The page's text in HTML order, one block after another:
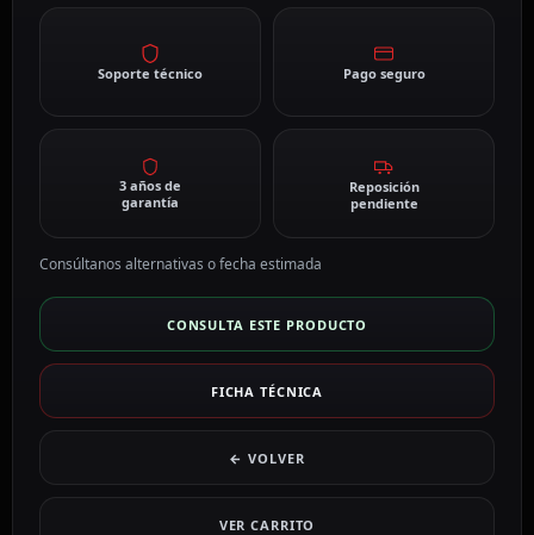
Soporte técnico Pago seguro
3 años de
garantía
Reposición
pendiente
Consúltanos alternativas o fecha estimada
CONSULTA ESTE PRODUCTO
FICHA TÉCNICA
← VOLVER
VER CARRITO